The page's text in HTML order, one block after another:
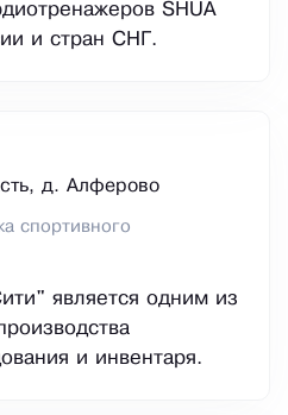
SHUA
и стран СНГ.
д. Алферово
спортивного
является одним из
и инвентаря.